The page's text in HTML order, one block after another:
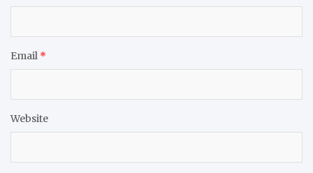
Email *
Website